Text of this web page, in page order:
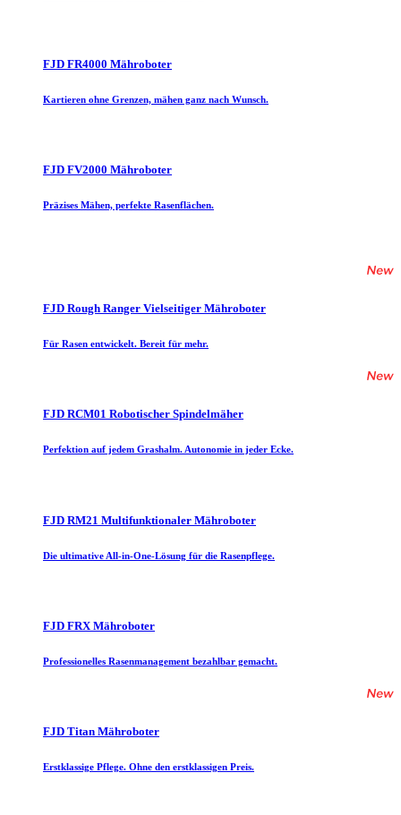
FJD FR4000 Mähroboter
Kartieren ohne Grenzen, mähen ganz nach Wunsch.
FJD FV2000 Mähroboter
Präzises Mähen, perfekte Rasenflächen.
FJD Rough Ranger Vielseitiger Mähroboter
Für Rasen entwickelt. Bereit für mehr.
FJD RCM01 Robotischer Spindelmäher
Perfektion auf jedem Grashalm. Autonomie in jeder Ecke.
FJD RM21 Multifunktionaler Mähroboter
Die ultimative All-in-One-Lösung für die Rasenpflege.
FJD FRX Mähroboter
Professionelles Rasenmanagement bezahlbar gemacht.
FJD Titan Mähroboter
Erstklassige Pflege. Ohne den erstklassigen Preis.